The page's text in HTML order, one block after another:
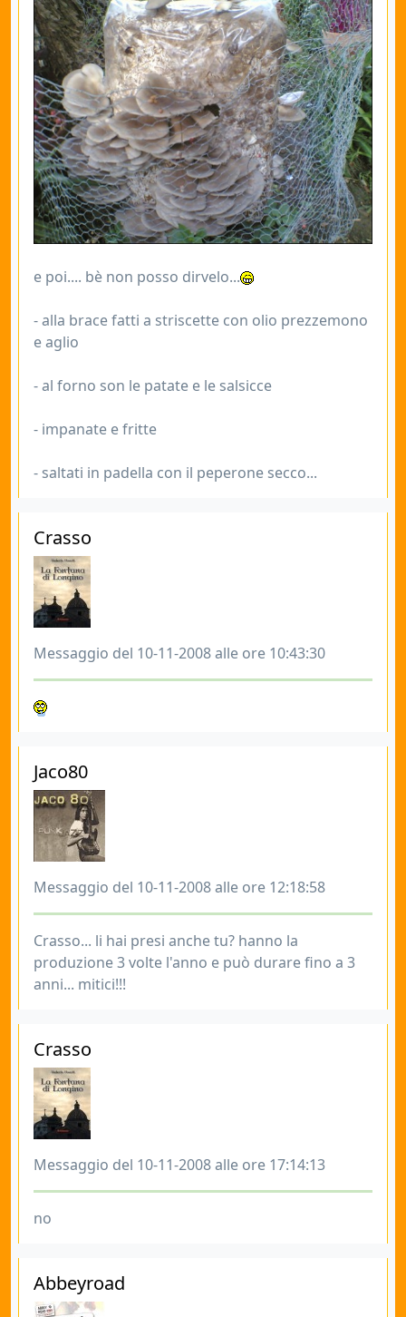
e poi.... bè non posso dirvelo...
- alla brace fatti a striscette con olio prezzemono
e aglio
- al forno son le patate e le salsicce
- impanate e fritte
- saltati in padella con il peperone secco...
Crasso
Messaggio del 10-11-2008 alle ore 10:43:30
Jaco80
Messaggio del 10-11-2008 alle ore 12:18:58
Crasso... li hai presi anche tu? hanno la
produzione 3 volte l'anno e può durare fino a 3
anni... mitici!!!
Crasso
Messaggio del 10-11-2008 alle ore 17:14:13
no
Abbeyroad